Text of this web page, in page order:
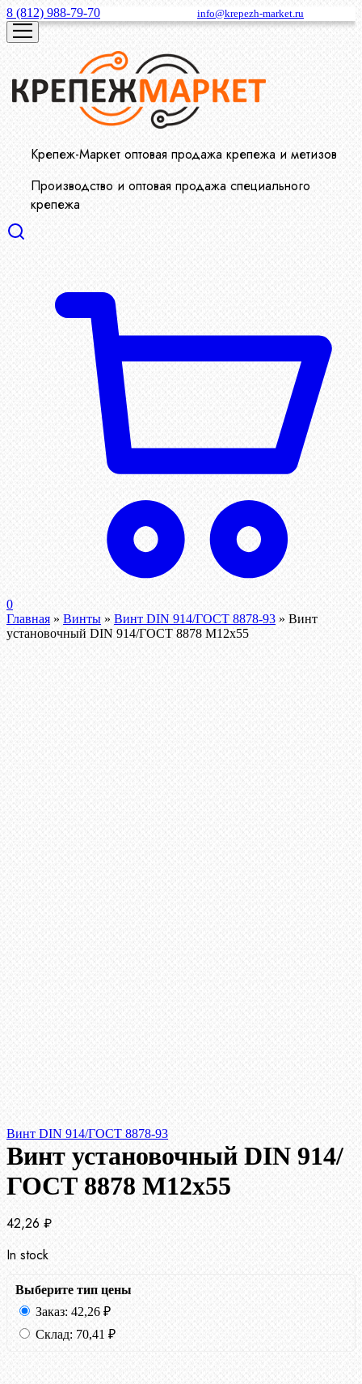
8 (812) 988-79-70 info@krepezh-market.ru
Крепеж-Маркет оптовая продажа крепежа и метизов
Производство и оптовая продажа специального
крепежа
0
Главная » Винты » Винт DIN 914/ГОСТ 8878-93 » Винт
установочный DIN 914/ГОСТ 8878 M12x55
Винт DIN 914/ГОСТ 8878-93
Винт установочный DIN 914/
ГОСТ 8878 M12x55
42,26 ₽
In stock
Выберите тип цены
Заказ: 42,26 ₽
Склад: 70,41 ₽